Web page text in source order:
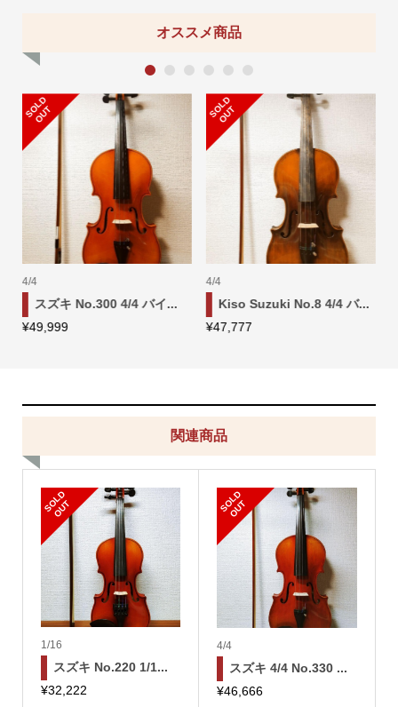
オススメ商品
4/4 バ...
S
L
D
O
U
スズキ No.330 1/8 バイ...
S
L
D
O
U
スズキ No.220 1/4 バ
1 2 3 4 5 6
関連商品
S
O
L
D
O
U
T
1/16
スズキ No.220 1/1...
¥32,222
S
O
L
D
O
U
T
4/4
スズキ 4/4 No.330 ...
¥46,666